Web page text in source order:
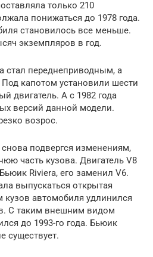
только 210
понижаться до 1978 года.
становилось все меньше.
экземпляров в год.
стал переднеприводным, а
Под капотом установили шести
двигатель. А с 1982 года
версий данной модели.
возрос.
подвергся изменениям,
часть кузова. Двигатель V8
Riviеra, его заменил V6.
выпускаться открытая
кузов автомобиля удлинился
С таким внешним видом
до 1993-го года. Бьюик
существует.